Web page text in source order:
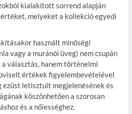
kialakított sorrend alapján
melyeket a kollekció egyedi
használt minőségi
vagy a muránói üveg) nem csupán
választás, hanem történelmi
értékek figyelembevételével
ezüst letisztult megjelenésének és
köszönhetően a szorosan
és a nőiességhez.